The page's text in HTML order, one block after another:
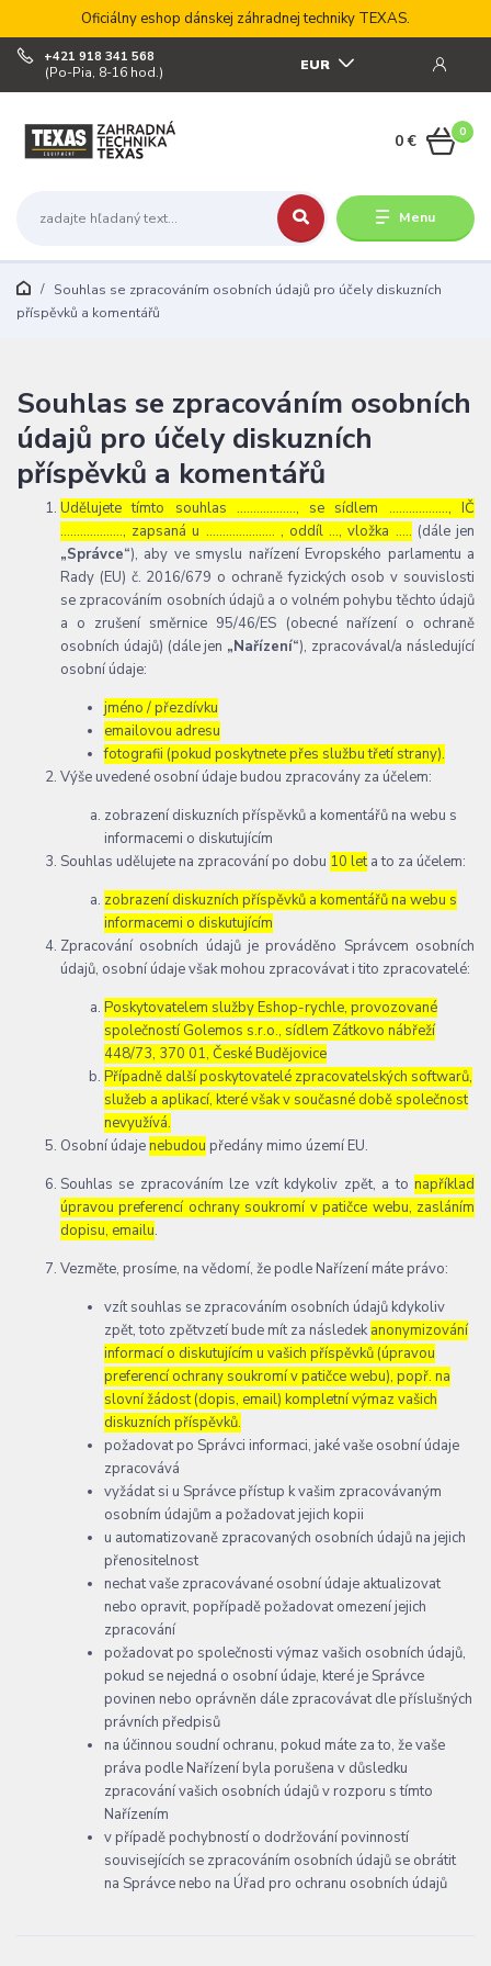
Oficiálny eshop dánskej záhradnej techniky TEXAS.
Menu
EUR
+421 918 341 568
(Po-Pia, 8-16 hod.)
0
0 €
Souhlas se zpracováním osobních údajů pro účely diskuzních
příspěvků a komentářů
Souhlas se zpracováním osobních
údajů pro účely diskuzních
příspěvků a komentářů
Udělujete tímto souhlas ……………..., se sídlem ………………, IČ
………………., zapsaná u ………………… , oddíl …, vložka ….. (dále jen
„Správce“), aby ve smyslu nařízení Evropského parlamentu a
Rady (EU) č. 2016/679 o ochraně fyzických osob v souvislosti
se zpracováním osobních údajů a o volném pohybu těchto údajů
a o zrušení směrnice 95/46/ES (obecné nařízení o ochraně
osobních údajů) (dále jen „Nařízení“), zpracovával/a následující
osobní údaje:
jméno / přezdívku
emailovou adresu
fotografii (pokud poskytnete přes službu třetí strany).
Výše uvedené osobní údaje budou zpracovány za účelem:
zobrazení diskuzních příspěvků a komentářů na webu s
informacemi o diskutujícím
Souhlas udělujete na zpracování po dobu 10 leta to za účelem:
zobrazení diskuzních příspěvků a komentářů na webu s
informacemi o diskutujícím
Zpracování osobních údajů je prováděno Správcem osobních
údajů, osobní údaje však mohou zpracovávat i tito zpracovatelé:
Poskytovatelem služby Eshop-rychle, provozované
společností Golemos s.r.o., sídlem Zátkovo nábřeží
448/73, 370 01, České Budějovice
Případně další poskytovatelé zpracovatelských softwarů,
služeb a aplikací, které však v současné době společnost
nevyužívá.
Osobní údaje nebudou předány mimo území EU.
Souhlas se zpracováním lze vzít kdykoliv zpět, a to například
úpravou preferencí ochrany soukromí v patičce webu, zasláním
dopisu, emailu.
Vezměte, prosíme, na vědomí, že podle Nařízení máte právo:
vzít souhlas se zpracováním osobních údajů kdykoliv
zpět, toto zpětvzetí bude mít za následekanonymizování
informací o diskutujícím u vašich příspěvků (úpravou
preferencí ochrany soukromí v patičce webu), popř. na
slovní žádost (dopis, email) kompletní výmaz vašich
diskuzních příspěvků.
požadovat po Správci informaci, jaké vaše osobní údaje
zpracovává
vyžádat si u Správce přístup k vašim zpracovávaným
osobním údajům a požadovat jejich kopii
u automatizovaně zpracovaných osobních údajů na jejich
přenositelnost
nechat vaše zpracovávané osobní údaje aktualizovat
nebo opravit, popřípadě požadovat omezení jejich
zpracování
požadovat po společnosti výmaz vašich osobních údajů,
pokud se nejedná o osobní údaje, které je Správce
povinen nebo oprávněn dále zpracovávat dle příslušných
právních předpisů
na účinnou soudní ochranu, pokud máte za to, že vaše
práva podle Nařízení byla porušena v důsledku
zpracování vašich osobních údajů v rozporu s tímto
Nařízením
v případě pochybností o dodržování povinností
souvisejících se zpracováním osobních údajů se obrátit
na Správce nebo na Úřad pro ochranu osobních údajů